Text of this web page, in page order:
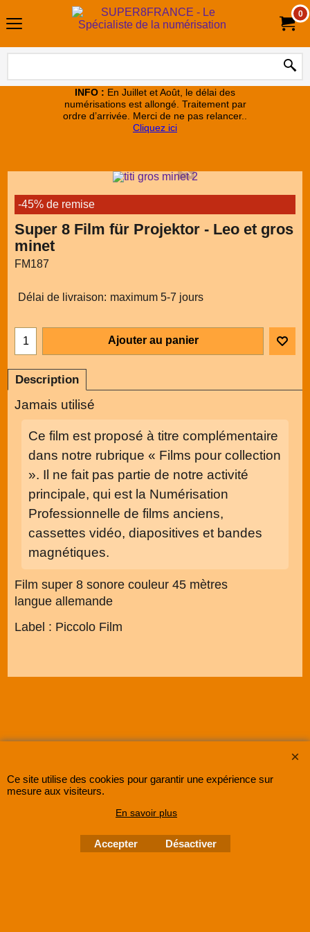
0
INFO : En Juillet et Août, le délai des
numérisations est allongé. Traitement par
ordre d’arrivée. Merci de ne pas relancer..
Cliquez ici
-45% de remise
Super 8 Film für Projektor - Leo et gros
minet
FM187
Délai de livraison: maximum 5-7 jours
Ajouter au panier
Description
Jamais utilisé
Ce film est proposé à titre complémentaire
dans notre rubrique « Films pour collection
». Il ne fait pas partie de notre activité
principale, qui est la Numérisation
Professionnelle de films anciens,
cassettes vidéo, diapositives et bandes
magnétiques.
Film super 8 sonore couleur 45 mètres
langue allemande
Label : Piccolo Film
Sociétés sous le numéro48285533500030 RCS Lille
Ce site utilise des cookies pour garantir une expérience sur
mesure aux visiteurs.
En savoir plus
Accepter Désactiver